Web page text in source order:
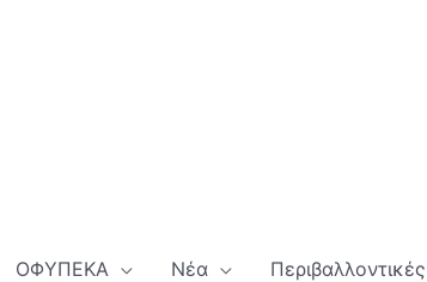
ΟΦΥΠΕΚΑ Νέα